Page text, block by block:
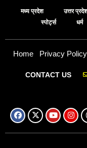
मध्य प्रदेश उत्तर
स्पोर्ट्स
धर्म
Home Privacy Policy
CONTACT US